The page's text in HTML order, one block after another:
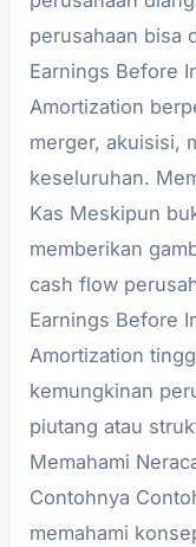
perusahaan bisa
Earnings Before
Amortization
merger, akuisisi,
keseluruhan.
Kas Meskipun
memberikan
cash flow
Earnings Before
Amortization
kemungkinan
piutang atau
Memahami
Contohnya
memahami